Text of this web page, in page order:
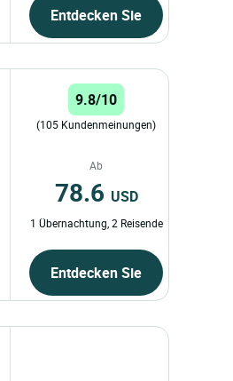
Entdecken Sie
9.8/10
(105 Kundenmeinungen)
Ab
78.6 USD
1 Übernachtung, 2 Reisende
Entdecken Sie